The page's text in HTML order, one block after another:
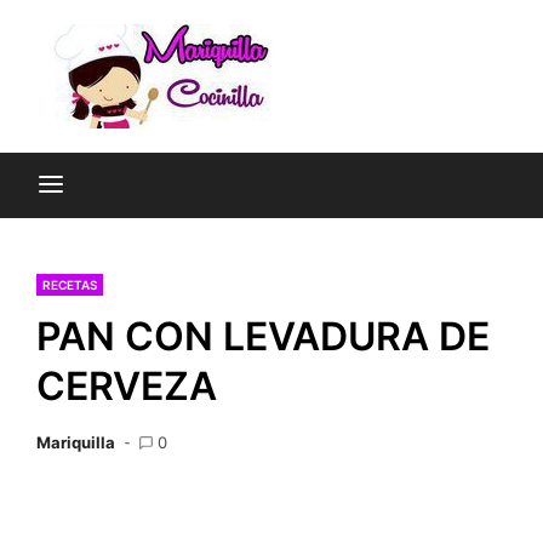
contenido
RECETAS
PAN CON LEVADURA DE
CERVEZA
Mariquilla 0